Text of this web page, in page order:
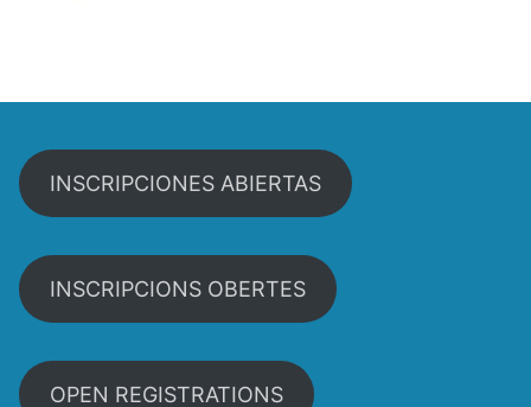
INSCRIPCIONES ABIERTAS
INSCRIPCIONS OBERTES
OPEN REGISTRATIONS